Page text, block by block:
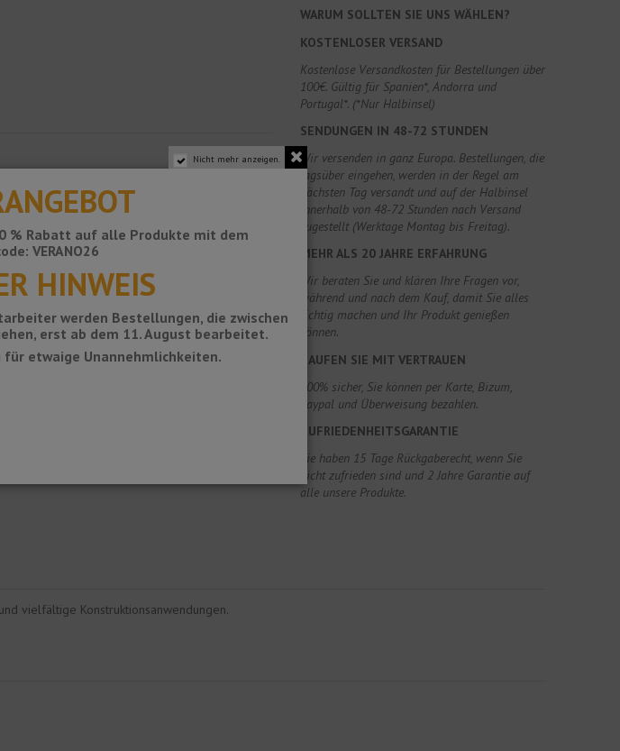
Warenkorb
WARUM SOLLTEN SIE UNS WÄHLEN?
KOSTENLOSER VERSAND
Kostenlose Versandkosten für Bestellungen über
100€. Gültig für Spanien*, Andorra und
Portugal*. (*Nur Halbinsel)
SENDUNGEN IN 48-72 STUNDEN
Wir versenden in ganz Europa. Bestellungen, die
tagsüber eingehen, werden in der Regel am
nächsten Tag versandt und auf der Halbinsel
innerhalb von 48-72 Stunden nach Versand
zugestellt (Werktage Montag bis Freitag).
MEHR ALS 20 JAHRE ERFAHRUNG
Wir beraten Sie und klären Ihre Fragen vor,
während und nach dem Kauf, damit Sie alles
richtig machen und Ihr Produkt genießen
können.
KAUFEN SIE MIT VERTRAUEN
100% sicher, Sie können per Karte, Bizum,
Paypal und Überweisung bezahlen.
ZUFRIEDENHEITSGARANTIE
Sie haben 15 Tage Rückgaberecht, wenn Sie
nicht zufrieden sind und 2 Jahre Garantie auf
alle unsere Produkte.
vielfältige Konstruktionsanwendungen.
Nicht mehr anzeigen.
% Rabatt auf alle Produkte mit dem
VERANO26
HINWEIS
werden Bestellungen, die zwischen
erst ab dem 11. August bearbeitet.
etwaige Unannehmlichkeiten.